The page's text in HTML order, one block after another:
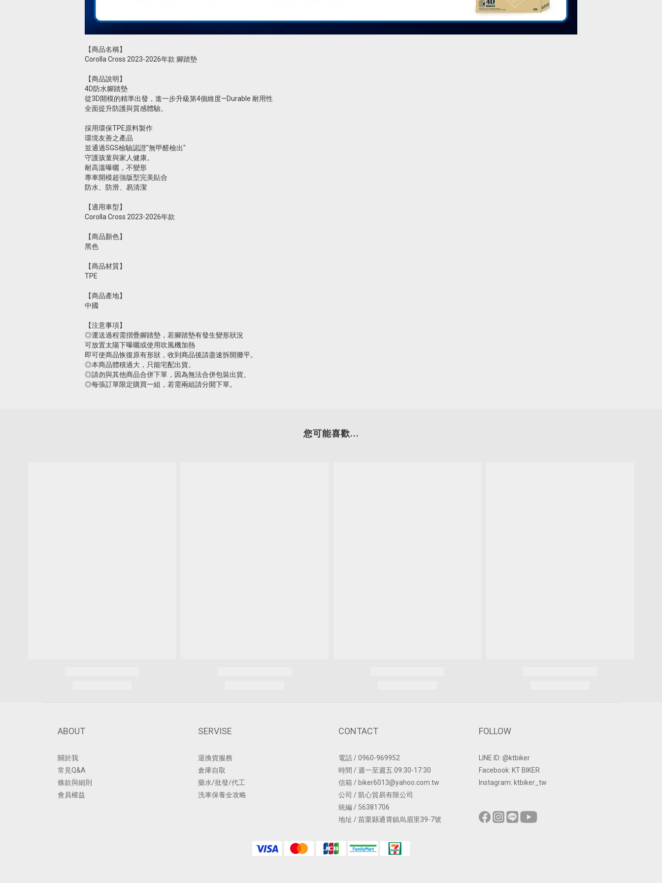
【商品名稱】
Corolla Cross 2023-2026年款 腳踏墊
【商品說明】
4D防水腳踏墊
從3D開模的精準出發，進一步升級第4個維度—Durable 耐用性
全面提升防護與質感體驗。
採用環保TPE原料製作
環境友善之產品
並通過SGS檢驗認證"無甲醛檢出"
守護孩童與家人健康。
耐高溫曝曬，不變形
專車開模超強版型完美貼合
防水、防滑、易清潔
【適用車型】
Corolla Cross 2023-2026年款
【商品顏色】
黑色
【商品材質】
TPE
【商品產地】
中國
【注意事項】
◎運送過程需摺疊腳踏墊，若腳踏墊有發生變形狀況
可放置太陽下曝曬或使用吹風機加熱
即可使商品恢復原有形狀，收到商品後請盡速拆開攤平。
◎本商品體積過大，只能宅配出貨。
◎請勿與其他商品合併下單，因為無法合併包裝出貨。
◎每張訂單限定購買一組，若需兩組請分開下單。
您可能喜歡...
ABOUT
關於我
常見Q&A
條款與細則
會員權益
SERVISE
退換貨服務
倉庫自取
藥水/批發/代工
洗車保養全攻略
CONTACT
電話 / 0960-969952
時間 / 週一至週五 09:30-17:30
信箱 / biker6013@yahoo.com.tw
公司 / 凱心貿易有限公司
統編 / 56381706
地址 / 苗栗縣通霄鎮烏眉里39-7號
FOLLOW
LINE ID: @ktbiker
Facebook: KT BIKER
Instagram: ktbiker_tw